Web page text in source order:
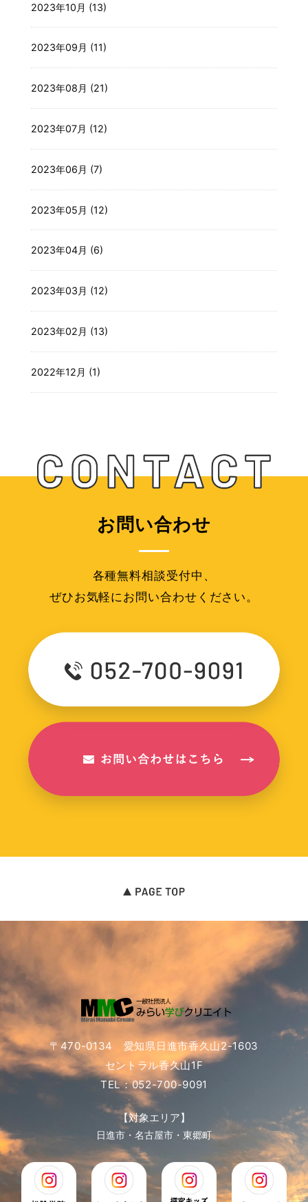
2023年10月 (13)
2023年09月 (11)
2023年08月 (21)
2023年07月 (12)
2023年06月 (7)
2023年05月 (12)
2023年04月 (6)
2023年03月 (12)
2023年02月 (13)
2022年12月 (1)
お問い合わせ
各種無料相談受付中、
ぜひお気軽にお問い合わせください。
〒470-0134 愛知県日進市香久山2-1603
セントラル香久山1F
TEL：052-700-9091
【対象エリア】
日進市・名古屋市・東郷町